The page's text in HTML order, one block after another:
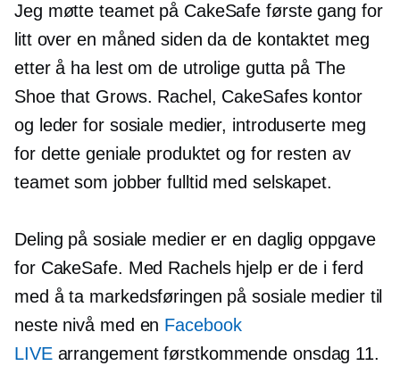
Jeg møtte teamet på CakeSafe første gang for
litt over en måned siden da de kontaktet meg
etter å ha lest om de utrolige gutta på The
Shoe that Grows. Rachel, CakeSafes kontor
og leder for sosiale medier, introduserte meg
for dette geniale produktet og for resten av
teamet som jobber fulltid med selskapet.
Deling på sosiale medier er en daglig oppgave
for CakeSafe. Med Rachels hjelp er de i ferd
med å ta markedsføringen på sosiale medier til
neste nivå med en Facebook
LIVEarrangement førstkommende onsdag 11.